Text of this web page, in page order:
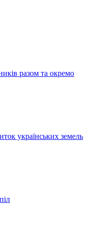
разом та окремо
українських земель